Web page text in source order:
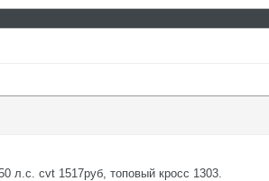
л.с. cvt 1517руб, топовый кросс 1303.